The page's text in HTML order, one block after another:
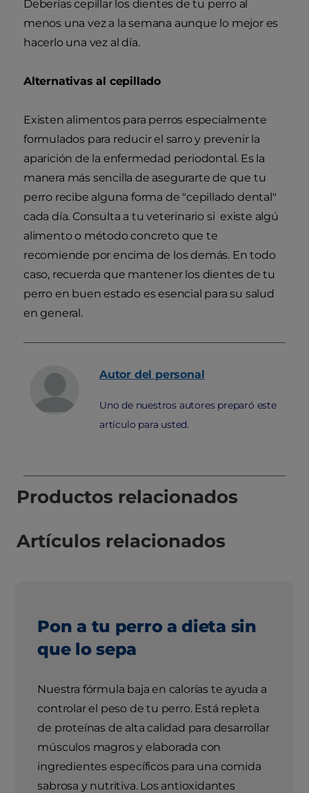
Deberías cepillar los dientes de tu perro al
menos una vez a la semana aunque lo mejor es
hacerlo una vez al día.
Alternativas al cepillado
Existen alimentos para perros especialmente
formulados para reducir el sarro y prevenir la
aparición de la enfermedad periodontal. Es la
manera más sencilla de asegurarte de que tu
perro recibe alguna forma de "cepillado dental"
cada día. Consulta a tu veterinario si existe algú
alimento o método concreto que te
recomiende por encima de los demás. En todo
caso, recuerda que mantener los dientes de tu
perro en buen estado es esencial para su salud
en general.
Autor del personal
Uno de nuestros autores preparó este
artículo para usted.
Productos relacionados
Artículos relacionados
Pon a tu perro a dieta sin
que lo sepa
Nuestra fórmula baja en calorías te ayuda a
controlar el peso de tu perro. Está repleta
de proteínas de alta calidad para desarrollar
músculos magros y elaborada con
ingredientes específicos para una comida
sabrosa y nutritiva. Los antioxidantes